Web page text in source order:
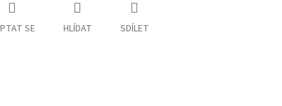
SE HLÍDAT SDÍLET